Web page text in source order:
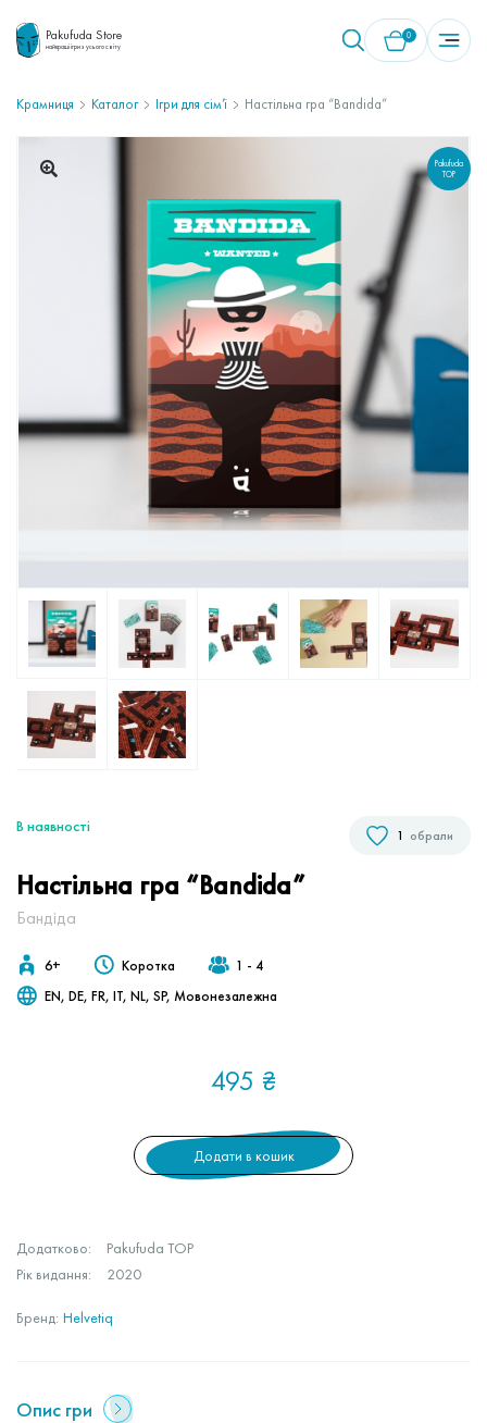
Pakufuda Store
найкращі ігри з усього світу
0
У кошику немає товарів.
Крамниця Каталог Ігри для сім’ї Настільна гра “Bandida”
Pakufuda
TOP
В наявностi обрали
1
Настільна гра “Bandida”
Бандіда
6+ Коротка
1 - 4
EN, DE, FR, IT, NL, SP, Мовонезалежна
495 ₴
Додати в кошик
Рік видання: 2020
Додатково: Pakufuda TOP
Бренд: Helvetiq
Опис гри